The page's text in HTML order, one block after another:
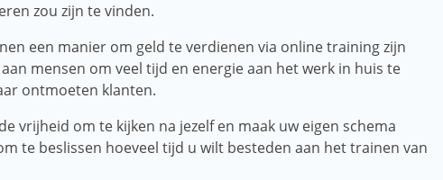
zou zijn te vinden.
een manier om geld te verdienen via online training zijn
mensen om veel tijd en energie aan het werk in huis te
ontmoeten klanten.
vrijheid om te kijken na jezelf en maak uw eigen schema
te beslissen hoeveel tijd u wilt besteden aan het trainen van